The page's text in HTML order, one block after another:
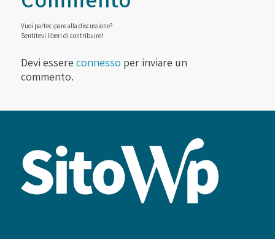
Vuoi partecipare alla discussione?
Sentitevi liberi di contribuire!
Devi essere connesso per inviare un
commento.